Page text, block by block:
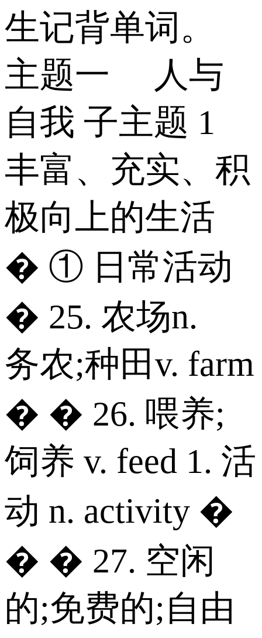
生记背单词。
主题一 人与
自我 子主题 1
丰富、充实、积
极向上的生活
� ① 日常活动
� 25. 农场n.
务农;种田v. farm
� � 26. 喂养;
饲养 v. feed 1. 活
动 n. activity �
� � 27. 空闲
的;免费的;自由